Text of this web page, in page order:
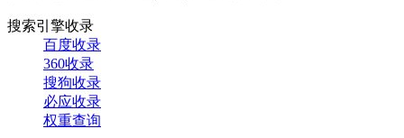
搜索引擎收录
百度收录
360收录
搜狗收录
必应收录
权重查询